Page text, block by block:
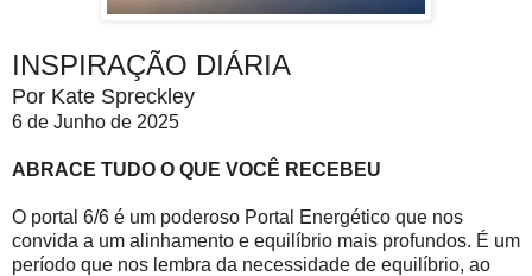
INSPIRAÇÃO DIÁRIA
Por Kate Spreckley
6 de Junho de 2025
ABRACE TUDO O QUE VOCÊ RECEBEU
O portal 6/6 é um poderoso Portal Energético que nos
convida a um alinhamento e equilíbrio mais profundos. É um
período que nos lembra da necessidade de equilíbrio, ao